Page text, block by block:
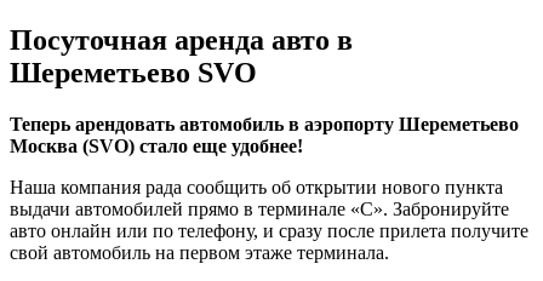
Посуточная аренда авто в
Шереметьево SVO
Теперь арендовать автомобиль в аэропорту Шереметьево
Москва (SVO) стало еще удобнее!
Наша компания рада сообщить об открытии нового пункта
выдачи автомобилей прямо в терминале «C». Забронируйте
авто онлайн или по телефону, и сразу после прилета получите
свой автомобиль на первом этаже терминала.